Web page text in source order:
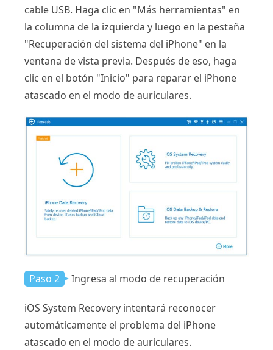
cable USB. Haga clic en "Más herramientas" en
la columna de la izquierda y luego en la pestaña
"Recuperación del sistema del iPhone" en la
ventana de vista previa. Después de eso, haga
clic en el botón "Inicio" para reparar el iPhone
atascado en el modo de auriculares.
Paso 2 Ingresa al modo de recuperación
iOS System Recovery intentará reconocer
automáticamente el problema del iPhone
atascado en el modo de auriculares.